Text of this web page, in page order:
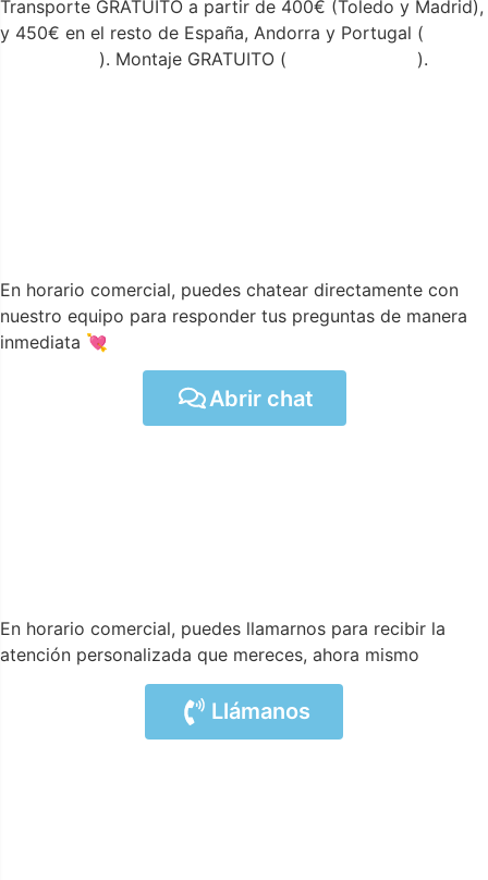
Transporte GRATUITO a partir de 400€ (Toledo y Madrid),
y 450€ en el resto de España, Andorra y Portugal (
). Montaje GRATUITO ( ).
En horario comercial, puedes chatear directamente con
nuestro equipo para responder tus preguntas de manera
inmediata 💘
Abrir chat
En horario comercial, puedes llamarnos para recibir la
atención personalizada que mereces, ahora mismo
Llámanos